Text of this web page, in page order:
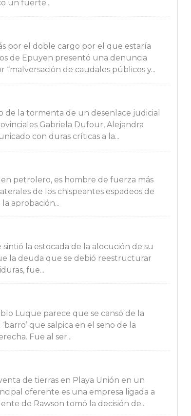
un fuerte...
por el doble cargo por el que estaría
de Epuyen presentó una denuncia
de caudales públicos y...
de la tormenta de un desenlace judicial
Gabriela Dufour, Alejandra
con duras críticas a la...
petrolero, es hombre de fuerza más
de los chispeantes espadeos de
aprobación...
la estocada de la alocución de su
la deuda que se debió reestructurar
fue...
Luque parece que se cansó de la
que salpica en el seno de la
Fue al ser...
de tierras en Playa Unión en un
oferente es una empresa ligada a
de Rawson tomó la decisión de...